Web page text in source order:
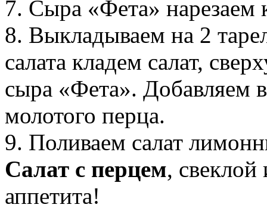
7. Сыра «Фета» нарезаем
8. Выкладываем на 2
салата кладем салат,
сыра «Фета». Добавляем
молотого перца.
9. Поливаем салат
Салат с перцем,
аппетита!